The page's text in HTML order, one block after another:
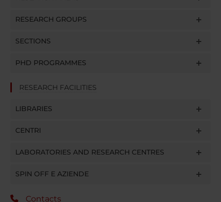
RESEARCH GROUPS
SECTIONS
PHD PROGRAMMES
RESEARCH FACILITIES
LIBRARIES
CENTRI
LABORATORIES AND RESEARCH CENTRES
SPIN OFF E AZIENDE
Contacts